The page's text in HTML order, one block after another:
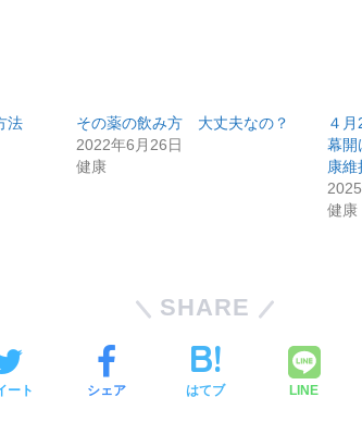
法
その薬の飲み方 大丈夫なの？
2022年6月26日
健康
４
幕
康維
健康
SHARE
ート シェア はてブ LINE